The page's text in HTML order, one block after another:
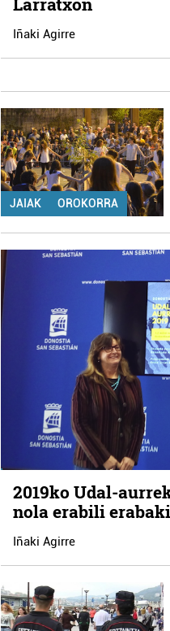
Iñaki Agirre
JAIAK OROKORRA
2019ko Udal-
nola erabili
Iñaki Agirre